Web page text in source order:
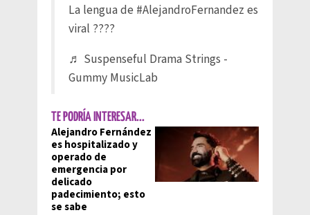
La lengua de #AlejandroFernandez es
viral ????
♬ Suspenseful Drama Strings -
Gummy MusicLab
TE PODRÍA INTERESAR...
Alejandro Fernández
es hospitalizado y
operado de
emergencia por
delicado
padecimiento; esto
se sabe